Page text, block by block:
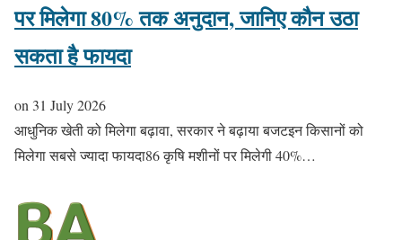
पर मिलेगा 80% तक अनुदान, जानिए कौन उठा
सकता है फायदा
on 31 July 2026
आधुनिक खेती को मिलेगा बढ़ावा, सरकार ने बढ़ाया बजटइन किसानों को
मिलेगा सबसे ज्यादा फायदा86 कृषि मशीनों पर मिलेगी 40%…